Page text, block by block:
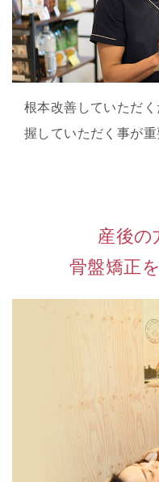
根本改善していただ
握していただく事が重
産後の
骨盤矯正